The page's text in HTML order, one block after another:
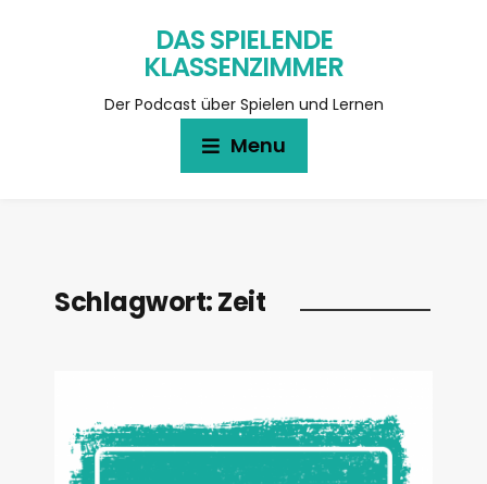
DAS SPIELENDE
KLASSENZIMMER
Der Podcast über Spielen und Lernen
Menu
Schlagwort:Zeit